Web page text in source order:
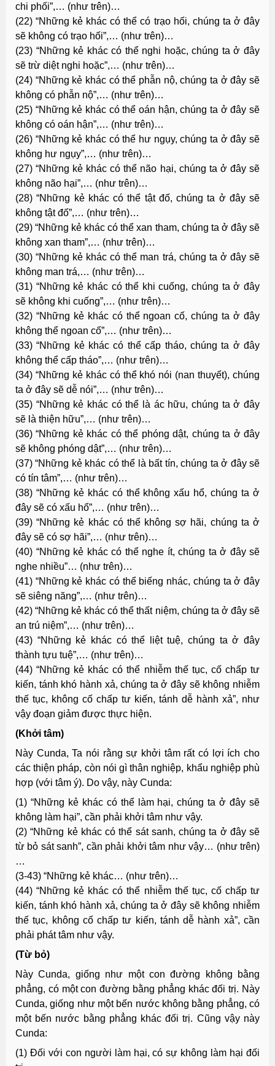
chi phối”,… (như trên)…
(22) “Những kẻ khác có thể có trạo hối, chúng ta ở đây
sẽ không có trạo hối”,… (như trên)…
(23) “Những kẻ khác có thể nghi hoặc, chúng ta ở đây
sẽ trừ diệt nghi hoặc”,… (như trên)…
(24) “Những kẻ khác có thể phẫn nộ, chúng ta ở đây sẽ
không có phẫn nộ”,… (như trên)…
(25) “Những kẻ khác có thể oán hận, chúng ta ở đây sẽ
không có oán hận”,… (như trên)…
(26) “Những kẻ khác có thể hư ngụy, chúng ta ở đây sẽ
không hư ngụy”,… (như trên)…
(27) “Những kẻ khác có thể não hại, chúng ta ở đây sẽ
không não hại”,… (như trên)…
(28) “Những kẻ khác có thể tật đố, chúng ta ở đây sẽ
không tật đố”,… (như trên)…
(29) “Những kẻ khác có thể xan tham, chúng ta ở đây sẽ
không xan tham”,… (như trên)…
(30) “Những kẻ khác có thể man trá, chúng ta ở đây sẽ
không man trá,… (như trên)…
(31) “Những kẻ khác có thể khi cuống, chúng ta ở đây
sẽ không khi cuống”,… (như trên)…
(32) “Những kẻ khác có thể ngoan cố, chúng ta ở đây
không thể ngoan cố”,… (như trên)…
(33) “Những kẻ khác có thể cấp tháo, chúng ta ở đây
không thể cấp tháo”,… (như trên)…
(34) “Những kẻ khác có thể khó nói (nan thuyết), chúng
ta ở đây sẽ dễ nói”,… (như trên)…
(35) “Những kẻ khác có thể là ác hữu, chúng ta ở đây
sẽ là thiện hữu”,… (như trên)…
(36) “Những kẻ khác có thể phóng dật, chúng ta ở đây
sẽ không phóng dật”,… (như trên)…
(37) “Những kẻ khác có thể là bất tín, chúng ta ở đây sẽ
có tín tâm”,… (như trên)…
(38) “Những kẻ khác có thể không xấu hổ, chúng ta ở
đây sẽ có xấu hổ”,… (như trên)…
(39) “Những kẻ khác có thể không sợ hãi, chúng ta ở
đây sẽ có sợ hãi”,… (như trên)…
(40) “Những kẻ khác có thể nghe ít, chúng ta ở đây sẽ
nghe nhiều”… (như trên)…
(41) “Những kẻ khác có thể biếng nhác, chúng ta ở đây
sẽ siêng năng”,… (như trên)…
(42) “Những kẻ khác có thể thất niệm, chúng ta ở đây sẽ
an trú niệm”,… (như trên)…
(43) “Những kẻ khác có thể liệt tuệ, chúng ta ở đây
thành tựu tuệ”,… (như trên)…
(44) “Những kẻ khác có thể nhiễm thế tục, cố chấp tư
kiến, tánh khó hành xả, chúng ta ở đây sẽ không nhiễm
thế tục, không cố chấp tư kiến, tánh dễ hành xả”, như
vậy đoạn giảm được thực hiện.
(Khởi tâm)
Này Cunda, Ta nói rằng sự khởi tâm rất có lợi ích cho
các thiện pháp, còn nói gì thân nghiệp, khẩu nghiệp phù
hợp (với tâm ý). Do vậy, này Cunda:
(1) “Những kẻ khác có thể làm hại, chúng ta ở đây sẽ
không làm hại”, cần phải khởi tâm như vậy.
(2) “Những kẻ khác có thể sát sanh, chúng ta ở đây sẽ
từ bỏ sát sanh”, cần phải khởi tâm như vậy… (như trên)
…
(3-43) “Những kẻ khác… (như trên)…
(44) “Những kẻ khác có thể nhiễm thế tục, cố chấp tư
kiến, tánh khó hành xả, chúng ta ở đây sẽ không nhiễm
thế tục, không cố chấp tư kiến, tánh dễ hành xả”, cần
phải phát tâm như vậy.
(Từ bỏ)
Này Cunda, giống như một con đường không bằng
phẳng, có một con đường bằng phẳng khác đối trị. Này
Cunda, giống như một bến nước không bằng phẳng, có
một bến nước bằng phẳng khác đối trị. Cũng vậy này
Cunda:
(1) Ðối với con người làm hại, có sự không làm hại đối